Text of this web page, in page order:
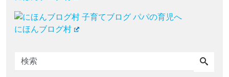
にほんブログ村